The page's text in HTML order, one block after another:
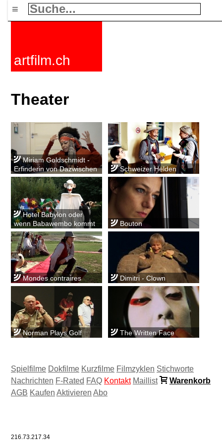
≡
artfilm.ch
Theater
Miriam Goldschmidt -
Erfinderin von Dazwischen
Schweizer Helden
Hotel Babylon oder
wenn Babawembo kommt
Bouton
Mondes contraires Dimitri - Clown
Norman Plays Golf The Written Face
Spielfilme Dokfilme Kurzfilme Filmzyklen Stichworte
Nachrichten F-Rated FAQ Kontakt Maillist
Warenkorb
AGB Kaufen Aktivieren Abo
216.73.217.34